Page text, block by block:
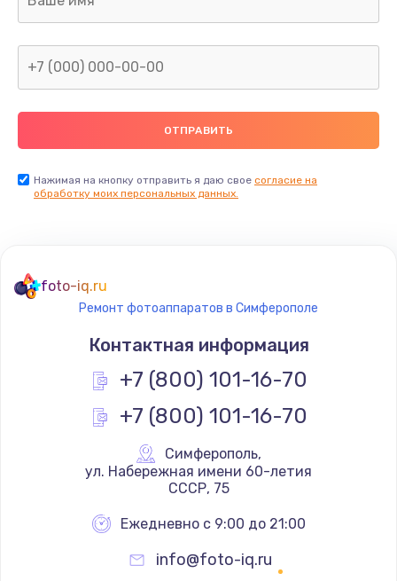
Ремонт капиллярной трубки
400 руб.
Заказать
Замена термостата
1200 руб.
Заказать
Замена реле
Заказать
Замена термопредохранителя
Заказать
Нажимая на кнопку отправить я даю свое согласие на
обработку моих персональных данных.
foto-iq.ru
Ремонт фотоаппаратов в Симферополе
Контактная информация
+7 (800) 101-16-70
+7 (800) 101-16-70
Симферополь,
СССР, 75
Ежедневно с 9:00 до 21:00
info@foto-iq.ru